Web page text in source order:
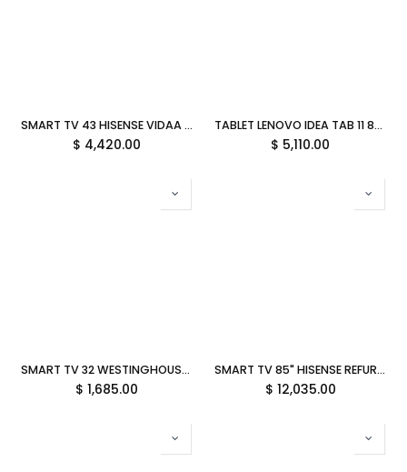
SMART TV 43 HISENSE VIDAA U9 60HZ FULL HD 43A45NV GARANTIA CON FABRICANTE
$ 4,420.00
TABLET LENOVO IDEA TAB 11 8GB 128GB MEDIATEK DIMENSITY 6300 ANDROID 15 INC LAPIZ/FOLIO KEYBOARD GRIS TB336FU ZAFR0211MX GARANTIA CON FABRICANTE
$ 5,110.00
SMART TV 32 WESTINGHOUSE XUMO 60HZ HD WIFI BLUETOOTH HDMI WX32HX2800 12M DE GARANTIA
$ 1,685.00
SMART TV 85" HISENSE REFURBISHED 85R6E4 CLASS R6 60HZ UHD LED WIFI BLUETOOTH HDMI 12M DE GARANTIA
$ 12,035.00